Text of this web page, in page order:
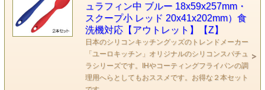
ュラフィン中 ブルー 18x59x257mm・
スクープ小 レッド 20x41x202mm）食
洗機対応【アウトレット】【Z】
日本のシリコンキッチングッズのトレンドメーカー
「ユーロキッチン」オリジナルのシリコンスパチュ
ラシリーズです。IHやコーティングフライパンの調
理用へらとしてもおススメです。お得な２本セット